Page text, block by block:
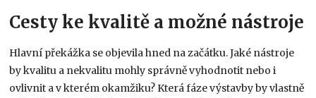
Cesty ke kvalitě a možné nástroje
Hlavní překážka se objevila hned na začátku. Jaké nástroje
by kvalitu a nekvalitu mohly správně vyhodnotit nebo i
ovlivnit a v kterém okamžiku? Která fáze výstavby by vlastně